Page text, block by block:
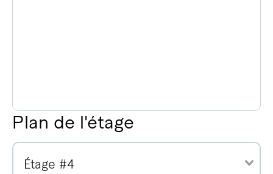
Plan de l'étage
Étage #4